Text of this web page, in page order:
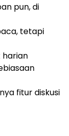
pun, di
tetapi
harian
fitur diskusi